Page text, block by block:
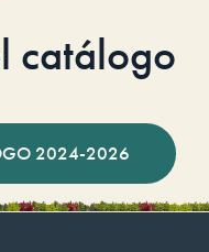
catálogo
2024-2026